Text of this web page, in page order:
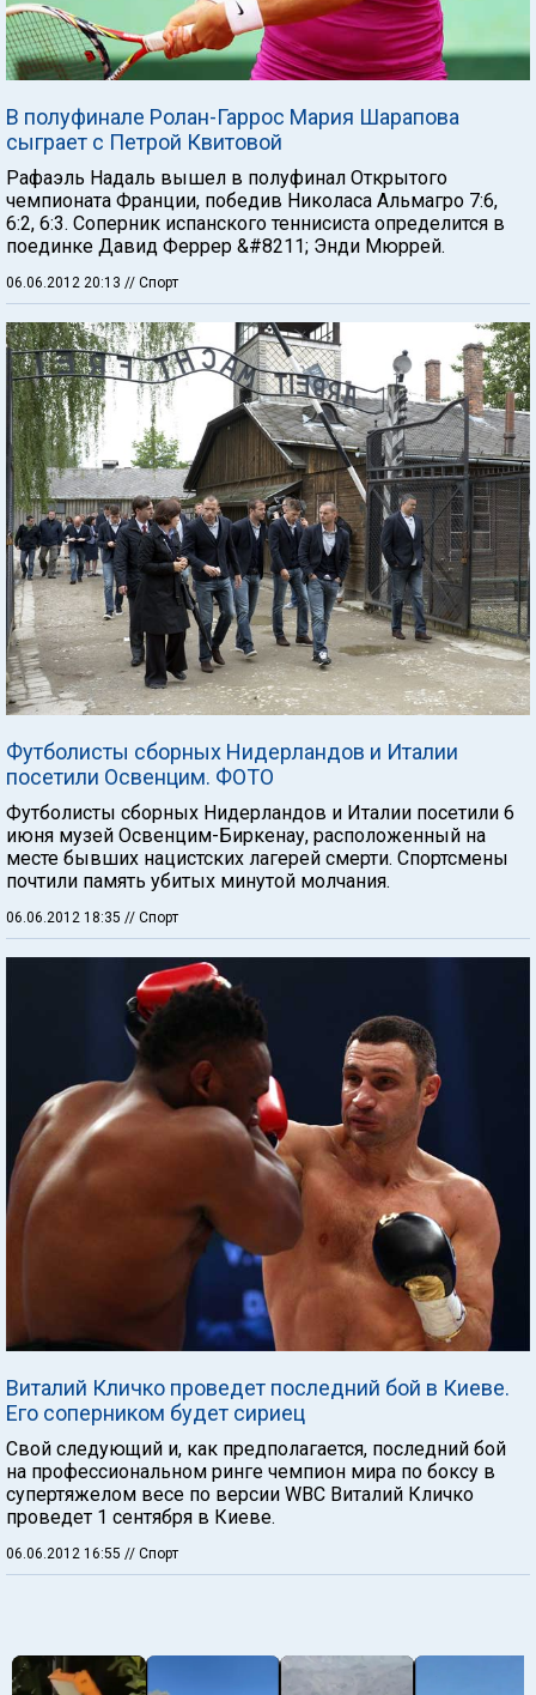
В полуфинале Ролан-Гаррос Мария Шарапова
сыграет с Петрой Квитовой
Рафаэль Надаль вышел в полуфинал Открытого
чемпионата Франции, победив Николаса Альмагро 7:6,
6:2, 6:3. Соперник испанского теннисиста определится в
поединке Давид Феррер &#8211; Энди Мюррей.
06.06.2012 20:13 // Спорт
Футболисты сборных Нидерландов и Италии
посетили Освенцим. ФОТО
Футболисты сборных Нидерландов и Италии посетили 6
июня музей Освенцим-Биркенау, расположенный на
месте бывших нацистских лагерей смерти. Спортсмены
почтили память убитых минутой молчания.
06.06.2012 18:35 // Спорт
Виталий Кличко проведет последний бой в Киеве.
Его соперником будет сириец
Свой следующий и, как предполагается, последний бой
на профессиональном ринге чемпион мира по боксу в
супертяжелом весе по версии WBC Виталий Кличко
проведет 1 сентября в Киеве.
06.06.2012 16:55 // Спорт